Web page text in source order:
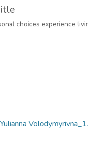
choices experience